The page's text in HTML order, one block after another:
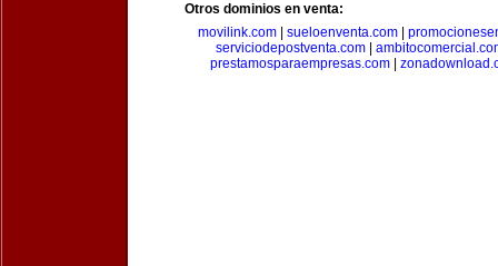
Otros dominios en venta:
movilink.com
sueloenventa.com
serviciodepostventa.com
prestamosparaempresas.com